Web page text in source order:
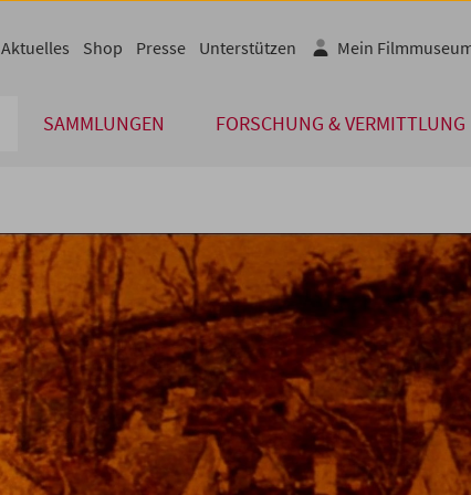
SAMMLUNGEN FORSCHUNG & VERMITTLUNG
Aktuelles Shop Presse Unterstützen Mein